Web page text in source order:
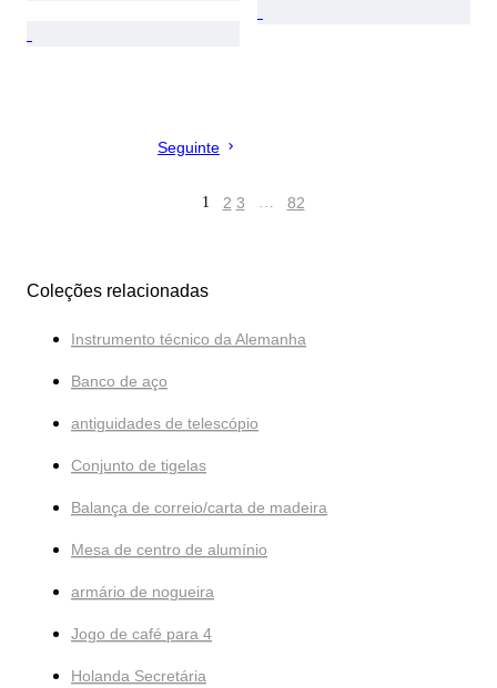
Seguinte
1 2 3 … 82
Coleções relacionadas
Instrumento técnico da Alemanha
Banco de aço
antiguidades de telescópio
Conjunto de tigelas
Balança de correio/carta de madeira
Mesa de centro de alumínio
armário de nogueira
Jogo de café para 4
Holanda Secretária